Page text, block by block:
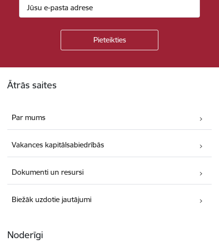
Ātrās saites
Par mums
Vakances kapitālsabiedrībās
Dokumenti un resursi
Biežāk uzdotie jautājumi
Noderīgi